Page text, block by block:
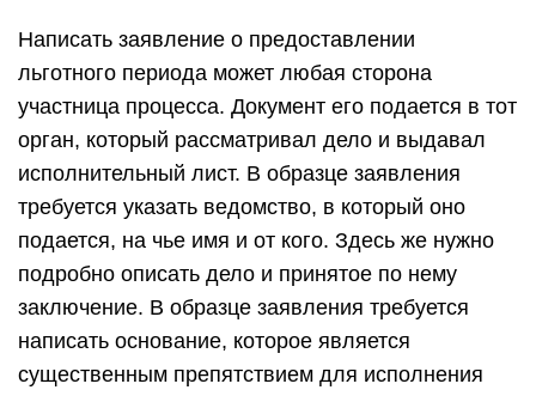
Написать заявление о предоставлении
льготного периода может любая сторона
участница процесса. Документ его подается в тот
орган, который рассматривал дело и выдавал
исполнительный лист. В образце заявления
требуется указать ведомство, в который оно
подается, на чье имя и от кого. Здесь же нужно
подробно описать дело и принятое по нему
заключение. В образце заявления требуется
написать основание, которое является
существенным препятствием для исполнения